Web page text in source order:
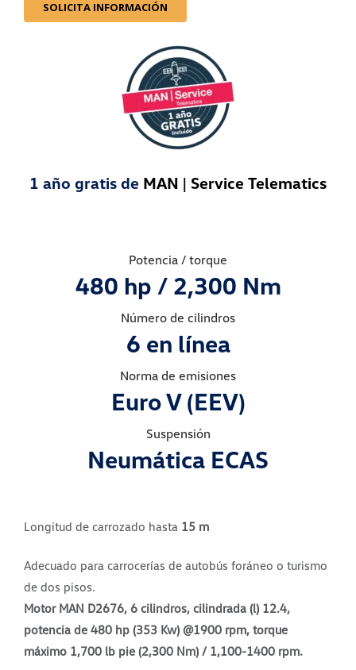
SOLICITA INFORMACIÓN
1 año gratis de MAN | Service Telematics
Potencia / torque
480 hp / 2,300 Nm
Número de cilindros
6 en línea
Norma de emisiones
Euro V (EEV)
Suspensión
Neumática ECAS
Longitud de carrozado hasta 15 m
Adecuado para carrocerías de autobús foráneo o turismo
de dos pisos.
Motor MAN D2676, 6 cilindros, cilindrada (l) 12.4,
potencia de 480 hp (353 Kw) @1900 rpm, torque
máximo 1,700 lb pie (2,300 Nm) / 1,100-1400 rpm.